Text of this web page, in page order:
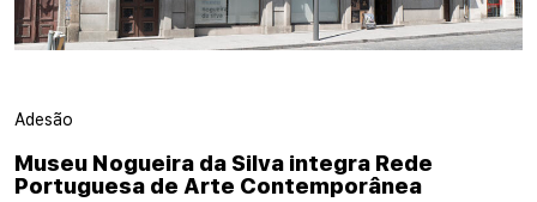
Adesão
Museu Nogueira da Silva integra Rede
Portuguesa de Arte Contemporânea